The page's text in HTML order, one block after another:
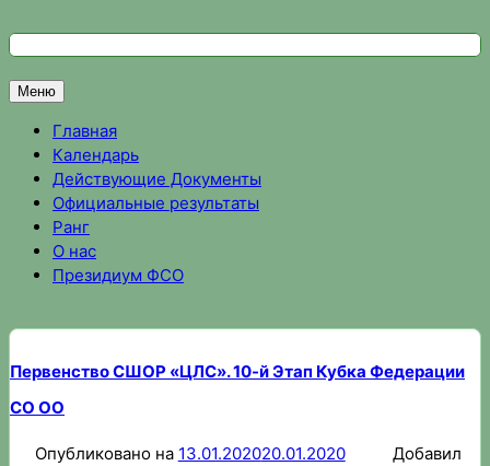
кФедерация спортивного ориентирования Омской области
Спортивное ориентирование в Омске, результаты
Меню
Главная
Календарь
Действующие Документы
Официальные результаты
Ранг
О нас
Президиум ФСО
Первенство СШОР «ЦЛС». 10-й Этап Кубка Федерации
СО ОО
Опубликовано на 13.01.202020.01.2020
Добавил